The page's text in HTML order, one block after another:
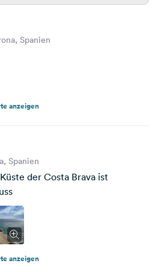
Spanien
anzeigen
Spanien
der Costa Brava ist
anzeigen